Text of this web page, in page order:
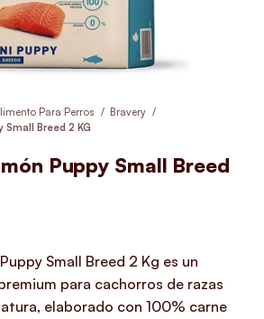
Para Perros
Bravery
Small Breed 2 KG
Puppy Small Breed
Small Breed 2 Kg es un
para cachorros de razas
elaborado con 100% carne